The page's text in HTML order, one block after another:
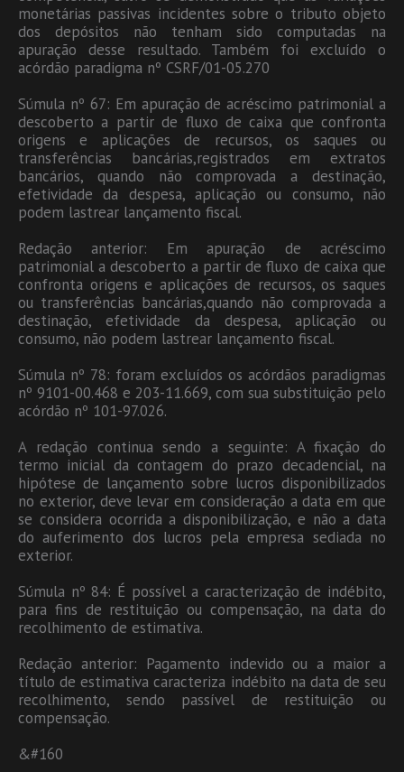
monetárias passivas incidentes sobre o tributo objeto
dos depósitos não tenham sido computadas na
apuração desse resultado. Também foi excluído o
acórdão paradigma nº CSRF/01-05.270
Súmula nº 67: Em apuração de acréscimo patrimonial a
descoberto a partir de fluxo de caixa que confronta
origens e aplicações de recursos, os saques ou
transferências bancárias,registrados em extratos
bancários, quando não comprovada a destinação,
efetividade da despesa, aplicação ou consumo, não
podem lastrear lançamento fiscal.
Redação anterior: Em apuração de acréscimo
patrimonial a descoberto a partir de fluxo de caixa que
confronta origens e aplicações de recursos, os saques
ou transferências bancárias,quando não comprovada a
destinação, efetividade da despesa, aplicação ou
consumo, não podem lastrear lançamento fiscal.
Súmula nº 78: foram excluídos os acórdãos paradigmas
nº 9101-00.468 e 203-11.669, com sua substituição pelo
acórdão nº 101-97.026.
A redação continua sendo a seguinte: A fixação do
termo inicial da contagem do prazo decadencial, na
hipótese de lançamento sobre lucros disponibilizados
no exterior, deve levar em consideração a data em que
se considera ocorrida a disponibilização, e não a data
do auferimento dos lucros pela empresa sediada no
exterior.
Súmula nº 84: É possível a caracterização de indébito,
para fins de restituição ou compensação, na data do
recolhimento de estimativa.
Redação anterior: Pagamento indevido ou a maior a
título de estimativa caracteriza indébito na data de seu
recolhimento, sendo passível de restituição ou
compensação.
&#160